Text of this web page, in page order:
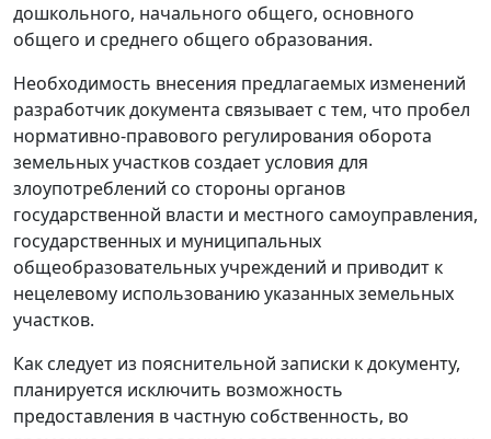
дошкольного, начального общего, основного
общего и среднего общего образования.
Необходимость внесения предлагаемых изменений
разработчик документа связывает с тем, что пробел
нормативно-правового регулирования оборота
земельных участков создает условия для
злоупотреблений со стороны органов
государственной власти и местного самоуправления,
государственных и муниципальных
общеобразовательных учреждений и приводит к
нецелевому использованию указанных земельных
участков.
Как следует из пояснительной записки к документу,
планируется исключить возможность
предоставления в частную собственность, во